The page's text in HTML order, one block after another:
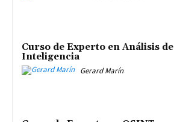
Curso de Experto en Análisis de
Inteligencia
Gerard Marín